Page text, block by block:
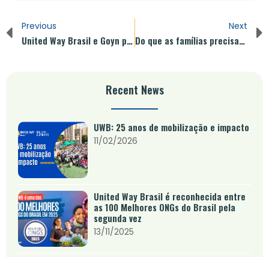
Previous
United Way Brasil e Goyn promovem ações para a inclusão produtiva jovem
Next
Do que as famílias precisam para cuidar das crianças nestes tempos?
Recent News
UWB: 25 anos de mobilização e impacto
11/02/2026
United Way Brasil é reconhecida entre
as 100 Melhores ONGs do Brasil pela
segunda vez
13/11/2025